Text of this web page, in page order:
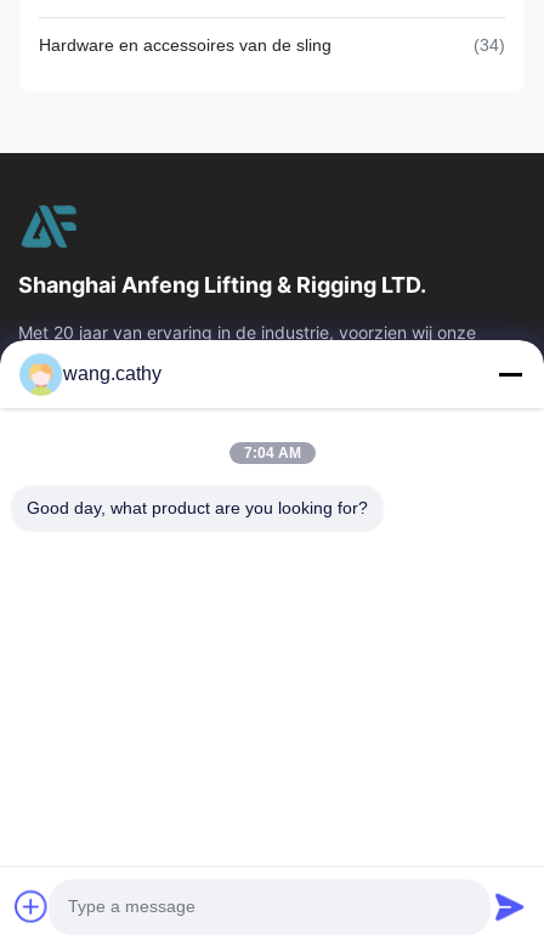
Hardware en accessoires van de sling (34)
Shanghai Anfeng Lifting & Rigging LTD.
Met 20 jaar van ervaring in de industrie, voorzien wij onze
klanten van premie die & producten en douane-ontworpen het
opheffen oplossingen...
Snelle Links
Producten
Video's
Ongeveer Ons
wang.cathy
7:04 AM
Good day, what product are you looking for?